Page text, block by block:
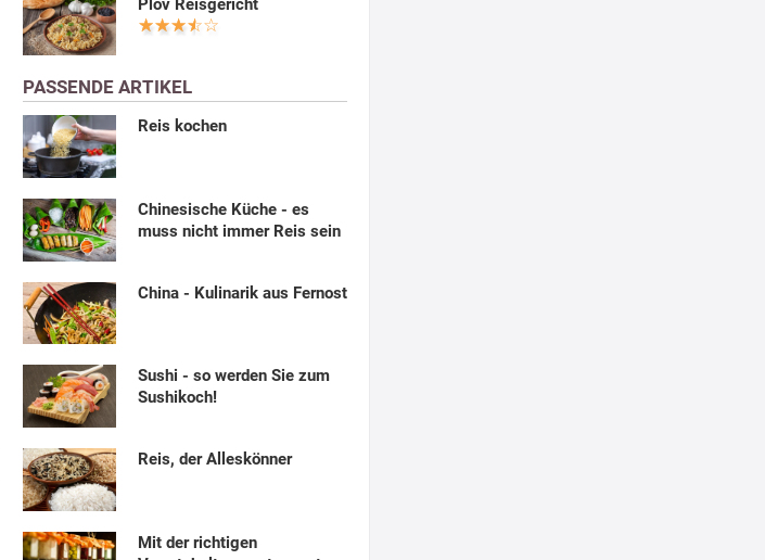
Plov Reisgericht
PASSENDE ARTIKEL
Reis kochen
Chinesische Küche - es
muss nicht immer Reis sein
China - Kulinarik aus Fernost
Sushi - so werden Sie zum
Sushikoch!
Reis, der Alleskönner
Mit der richtigen